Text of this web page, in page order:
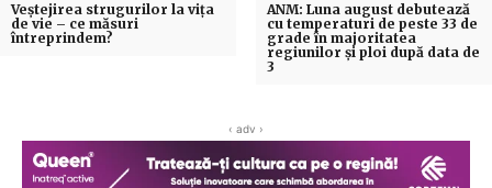
Veștejirea strugurilor la vița
de vie – ce măsuri
întreprindem?
ANM: Luna august debutează
cu temperaturi de peste 33 de
grade în majoritatea
regiunilor şi ploi după data de
3
‹ adv ›